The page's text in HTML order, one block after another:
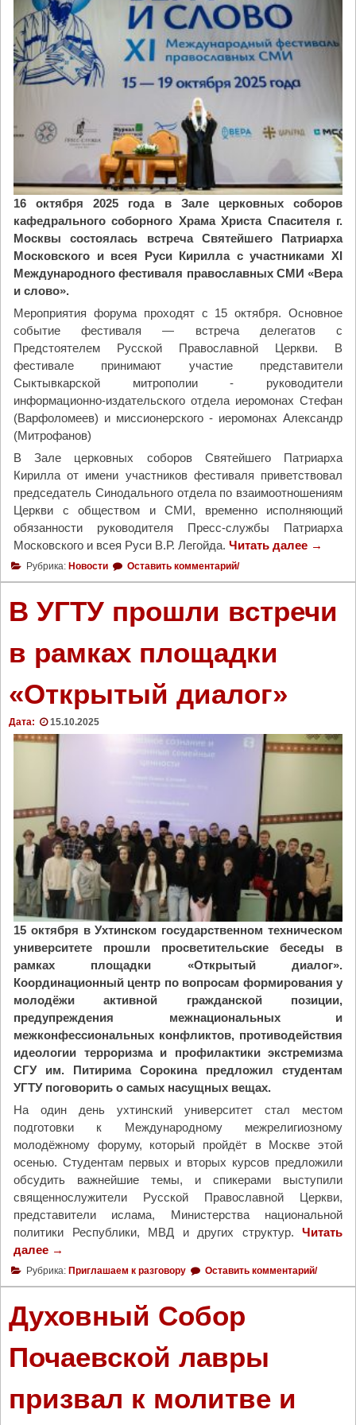
о
т
н
р
г
и
о
н
а
л
ь
н
ы
й
т
а
п
X
I
М
ж
д
у
н
а
р
о
д
о
о
к
о
н
у
р
е
т
к
о
г
о
т
о
е
с
т
в
т
ь
г
о
и
16 октября 2025 года в Зале церковных соборов
кафедрального соборного Храма Христа Спасителя г.
Москвы состоялась встреча Святейшего Патриарха
Московского и всея Руси Кирилла с участниками XI
Международного фестиваля православных СМИ «Вера
и слово».
Мероприятия форума проходят с 15 октября. Основное
событие фестиваля — встреча делегатов c
Предстоятелем Русской Православной Церкви. В
фестивале принимают участие представители
Сыктывкарской митрополии - руководители
информационно-издательского отдела иеромонах Стефан
(Варфоломеев) и миссионерского - иеромонах Александр
(Митрофанов)
В Зале церковных соборов Святейшего Патриарха
Кирилла от имени участников фестиваля приветствовал
председатель Синодального отдела по взаимоотношениям
Церкви с обществом и СМИ, временно исполняющий
обязанности руководителя Пресс-службы Патриарха
Московского и всея Руси В.Р. Легойда. Читать далее "
е
е
С
ы
в
к
а
р
с
к
о
й
м
и
т
о
п
о
и
и
а
ф
е
с
т
→
Рубрика: Новости Оставить комментарий/
В УГТУ прошли встречи
в рамках площадки
«Открытый диалог»
Дата: 15.10.2025
15 октября в Ухтинском государственном техническом
университете прошли просветительские беседы в
рамках площадки «Открытый диалог».
Координационный центр по вопросам формирования у
молодёжи активной гражданской позиции,
предупреждения межнациональных и
межконфессиональных конфликтов, противодействия
идеологии терроризма и профилактики экстремизма
СГУ им. Питирима Сорокина предложил студентам
УГТУ поговорить о самых насущных вещах.
На один день ухтинский университет стал местом
подготовки к Международному межрелигиозному
молодёжному форуму, который пройдёт в Москве этой
осенью. Студентам первых и вторых курсов предложили
обсудить важнейшие темы, и спикерами выступили
священнослужители Русской Православной Церкви,
представители ислама, Министерства национальной
политики Республики, МВД и других структур. Читать
далее "
В
У
Т
п
ш
→
Рубрика: Приглашаем к разговору Оставить комментарий/
Духовный Собор
Почаевской лавры
призвал к молитве и